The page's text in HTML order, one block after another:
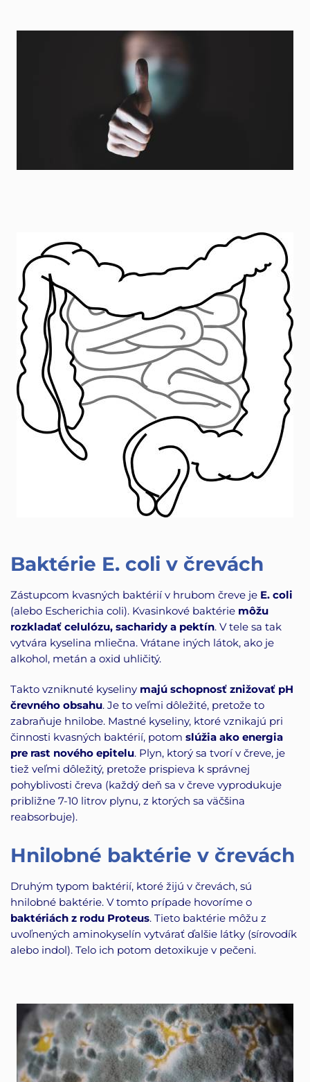
Baktérie E. coli v črevách
Zástupcom kvasných baktérií v hrubom čreve je E. coli
(alebo Escherichia coli). Kvasinkové baktérie môžu
rozkladať celulózu, sacharidy a pektín. V tele sa tak
vytvára kyselina mliečna. Vrátane iných látok, ako je
alkohol, metán a oxid uhličitý.
Takto vzniknuté kyseliny majú schopnosť znižovať pH
črevného obsahu. Je to veľmi dôležité, pretože to
zabraňuje hnilobe. Mastné kyseliny, ktoré vznikajú pri
činnosti kvasných baktérií, potom slúžia ako energia
pre rast nového epitelu. Plyn, ktorý sa tvorí v čreve, je
tiež veľmi dôležitý, pretože prispieva k správnej
pohyblivosti čreva (každý deň sa v čreve vyprodukuje
približne 7-10 litrov plynu, z ktorých sa väčšina
reabsorbuje).
Hnilobné baktérie v črevách
Druhým typom baktérií, ktoré žijú v črevách, sú
hnilobné baktérie. V tomto prípade hovoríme o
baktériách z rodu Proteus. Tieto baktérie môžu z
uvoľnených aminokyselín vytvárať ďalšie látky (sírovodík
alebo indol). Telo ich potom detoxikuje v pečeni.